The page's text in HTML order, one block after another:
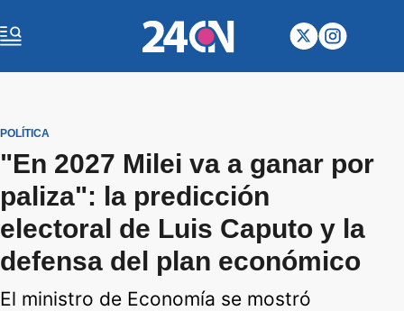
POLÍTICA
"En 2027 Milei va a ganar por
paliza": la predicción
electoral de Luis Caputo y la
defensa del plan económico
El ministro de Economía se mostró